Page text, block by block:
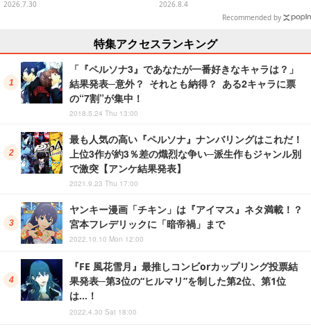
商品の展示、オリジナルグッズ・
2026.7.30
2026.8.4
Recommended by
特集アクセスランキング
「『ペルソナ3』であなたが一番好きなキャラは？」
結果発表─意外？ それとも納得？ ある2キャラに票
の“7割”が集中！
2018.5.24 Thu 13:00
最も人気の高い『ペルソナ』ナンバリングはこれだ！
上位3作が約3％差の熾烈な争い─派生作もジャンル別
で激突【アンケ結果発表】
2021.9.23 Thu 17:00
ヤンキー漫画「チキン」は『アイマス』ネタ満載！？
宮本フレデリックに「暗帝禍」まで
2022.10.10 Mon 12:00
『FE 風花雪月』最推しコンビorカップリング投票結
果発表─第3位の“ヒルマリ”を制した第2位、第1位
は…！
2022.4.30 Sat 18:00